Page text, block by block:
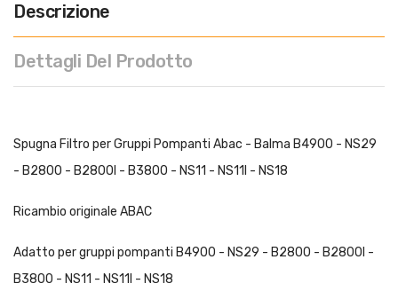
Descrizione
Dettagli Del Prodotto
Spugna Filtro per Gruppi Pompanti Abac - Balma B4900 - NS29
- B2800 - B2800I - B3800 - NS11 - NS11I - NS18
Ricambio originale ABAC
Adatto per gruppi pompanti B4900 - NS29 - B2800 - B2800I -
B3800 - NS11 - NS11I - NS18